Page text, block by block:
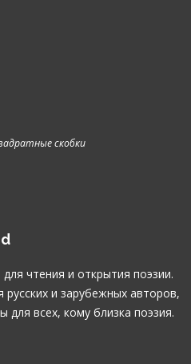
скобки
чтения и открытия поэзии.
и зарубежных авторов,
всех, кому близка поэзия.